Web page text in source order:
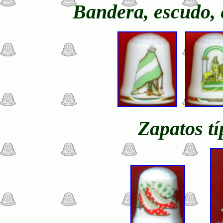
Bandera, escudo,
Zapatos